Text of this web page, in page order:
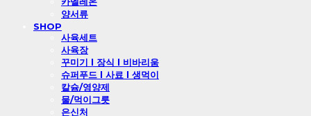
양서류
SHOP
사육세트
사육장
꾸미기 l 장식 l 비바리움
슈퍼푸드 l 사료 l 생먹이
칼슘/영양제
물/먹이그릇
은신처